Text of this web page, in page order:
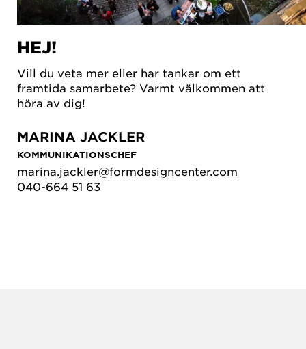
HEJ!
Vill du veta mer eller har tankar om ett
framtida samarbete? Varmt välkommen att
höra av dig!
MARINA JACKLER
KOMMUNIKATIONSCHEF
marina.jackler@formdesigncenter.com
040-664 51 63